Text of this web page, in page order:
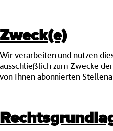
Zweck(e)
Wir verarbeiten und nutzen
ausschließlich zum Zwecke
von Ihnen abonnierten